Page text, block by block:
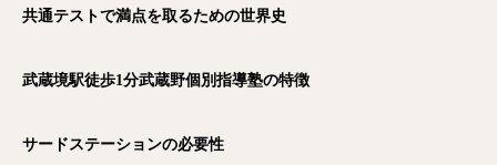
共通テストで満点を取るための世界史
武蔵境駅徒歩1分武蔵野個別指導塾の特徴
サードステーションの必要性